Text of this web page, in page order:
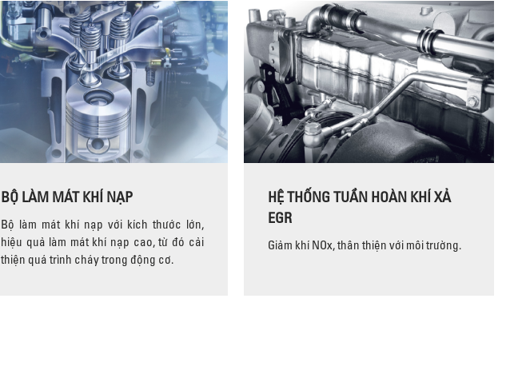
BỘ LÀM MÁT KHÍ NẠP
Bộ làm mát khí nạp với kích thước lớn,
hiệu quả làm mát khí nạp cao, từ đó cải
thiện quá trình cháy trong động cơ.
HỆ THỐNG TUẦN HOÀN KHÍ XẢ
EGR
Giảm khí NOx, thân thiện với môi trường.